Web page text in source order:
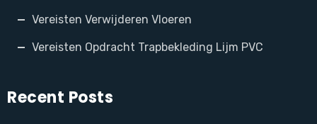
Vereisten Verwijderen Vloeren
Vereisten Opdracht Trapbekleding Lijm PVC
Recent Posts